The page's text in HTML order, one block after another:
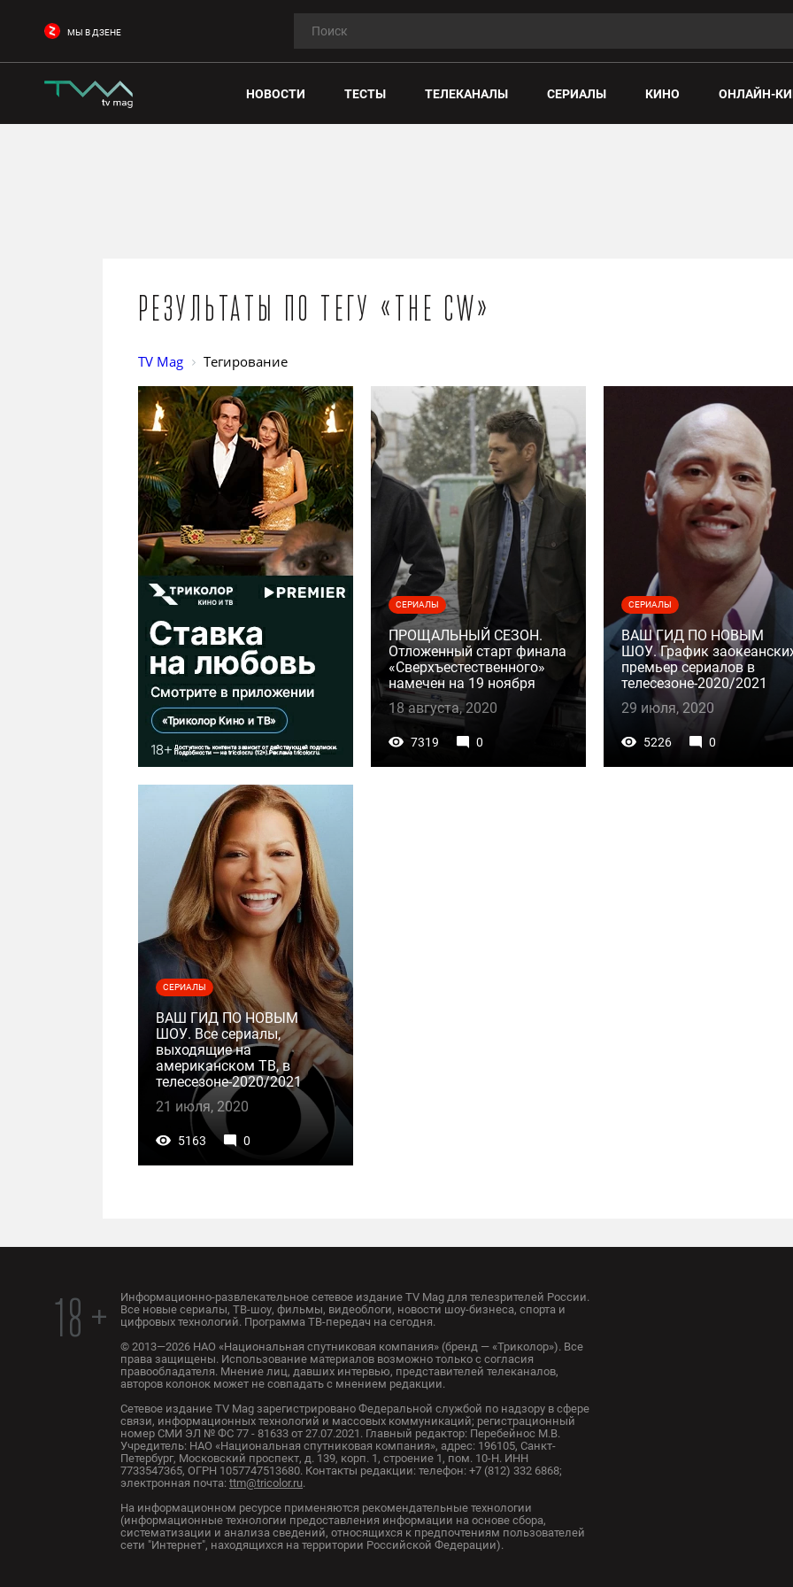
МЫ В ДЗЕНЕ
НОВОСТИ ТЕСТЫ ТЕЛЕКАНАЛЫ СЕРИАЛЫ КИНО ОНЛАЙН-
Результаты по тегу «The CW»
TV Mag Тегирование
СЕРИАЛЫ
ПРОЩАЛЬНЫЙ СЕЗОН.
Отложенный старт финала
«Сверхъестественного»
намечен на 19 ноября
18 августа, 2020
7319 0
СЕРИАЛЫ
ВАШ ГИД ПО НОВЫМ
ШОУ. График
премьер сериалов в
телесезоне-2020/2021
29 июля, 2020
5226 0
СЕРИАЛЫ
ВАШ ГИД ПО НОВЫМ
ШОУ. Все сериалы,
выходящие на
американском ТВ, в
телесезоне-2020/2021
21 июля, 2020
5163 0
18 +
Информационно-развлекательное сетевое издание TV Mag для телезрителей России.
Все новые сериалы, ТВ-шоу, фильмы, видеоблоги, новости шоу-бизнеса, спорта и
цифровых технологий. Программа ТВ-передач на сегодня.
© 2013—2026 НАО «Национальная спутниковая компания» (бренд — «Триколор»). Все
права защищены. Использование материалов возможно только с согласия
правообладателя. Мнение лиц, давших интервью, представителей телеканалов,
авторов колонок может не совпадать с мнением редакции.
Сетевое издание TV Mag зарегистрировано Федеральной службой по надзору в сфере
связи, информационных технологий и массовых коммуникаций; регистрационный
номер СМИ ЭЛ № ФС 77 - 81633 от 27.07.2021. Главный редактор: Перебейнос М.В.
Учредитель: НАО «Национальная спутниковая компания», адрес: 196105, Санкт-
Петербург, Московский проспект, д. 139, корп. 1, строение 1, пом. 10-Н. ИНН
7733547365, ОГРН 1057747513680. Контакты редакции: телефон: +7 (812) 332 6868;
электронная почта: ttm@tricolor.ru.
На информационном ресурсе применяются рекомендательные технологии
(информационные технологии предоставления информации на основе сбора,
систематизации и анализа сведений, относящихся к предпочтениям пользователей
сети "Интернет", находящихся на территории Российской Федерации).